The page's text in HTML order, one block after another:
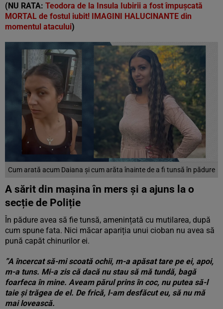
(NU RATA: Teodora de la Insula Iubirii a fost împuşcată
MORTAL de fostul iubit! IMAGINI HALUCINANTE din
momentul atacului)
Cum arată acum Daiana și cum arăta înainte de a fi tunsă în pădure
A sărit din mașina în mers și a ajuns la o
secție de Poliție
În pădure avea să fie tunsă, amenințată cu mutilarea, după
cum spune fata. Nici măcar apariția unui cioban nu avea să
pună capăt chinurilor ei.
”A încercat să-mi scoată ochii, m-a apăsat tare pe ei, apoi,
m-a tuns. Mi-a zis că dacă nu stau să mă tundă, bagă
foarfeca în mine. Aveam părul prins în coc, nu putea să-l
taie și trăgea de el. De frică, l-am desfăcut eu, să nu mă
mai lovească.